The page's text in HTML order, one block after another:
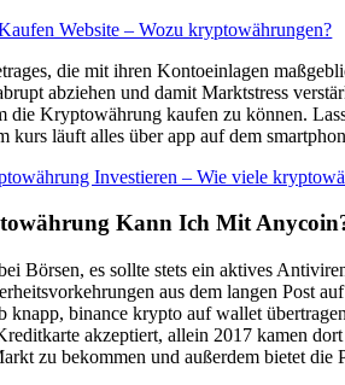
Website – Wozu kryptowährungen?
die mit ihren Kontoeinlagen
abziehen und damit Marktstress
die Kryptowährung kaufen zu können.
kurs läuft alles über app auf dem
Investieren – Wie viele
Kann Ich Mit
Börsen, es sollte stets ein aktives
aus dem langen Post
knapp, binance krypto auf wallet
akzeptiert, allein 2017 kamen
zu bekommen und außerdem bietet die